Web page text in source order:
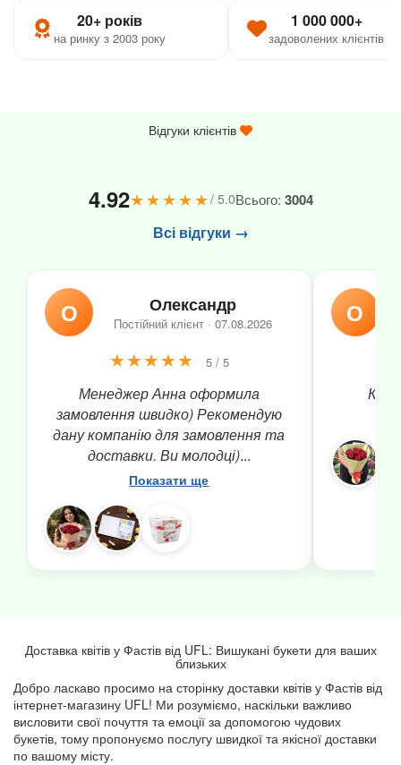
20+ років
на ринку з 2003 року
1 000 000+
задоволених клієнтів
Відгуки клієнтів
4.92★★★★★/ 5.0Всього: 3004
Всі відгуки →
О Олександр
Постійний клієнт · 07.08.2026
★★★★★ 5 / 5
Менеджер Анна оформила
замовлення швидко) Рекомендую
дану компанію для замовлення та
доставки. Ви молодці)...
Показати ще
О
Доставка квітів у Фастів від UFL: Вишукані букети для ваших
близьких
Добро ласкаво просимо на сторінку доставки квітів у Фастів від
інтернет-магазину UFL! Ми розуміємо, наскільки важливо
висловити свої почуття та емоції за допомогою чудових
букетів, тому пропонуємо послугу швидкої та якісної доставки
по вашому місту.